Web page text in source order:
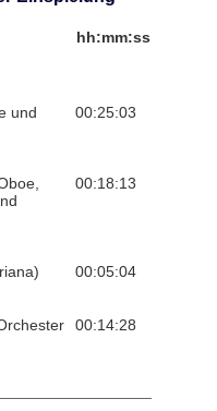
hh:mm:ss
und
00:25:03
00:18:13
00:05:04
00:14:28